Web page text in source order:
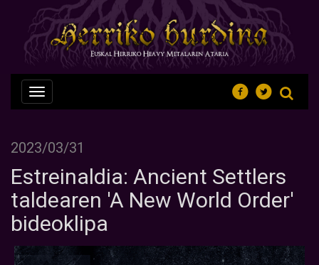
Nabegazioa
ireki
2023/03/31
Estreinaldia: Ancient Settlers
taldearen 'A New World Order'
bideoklipa